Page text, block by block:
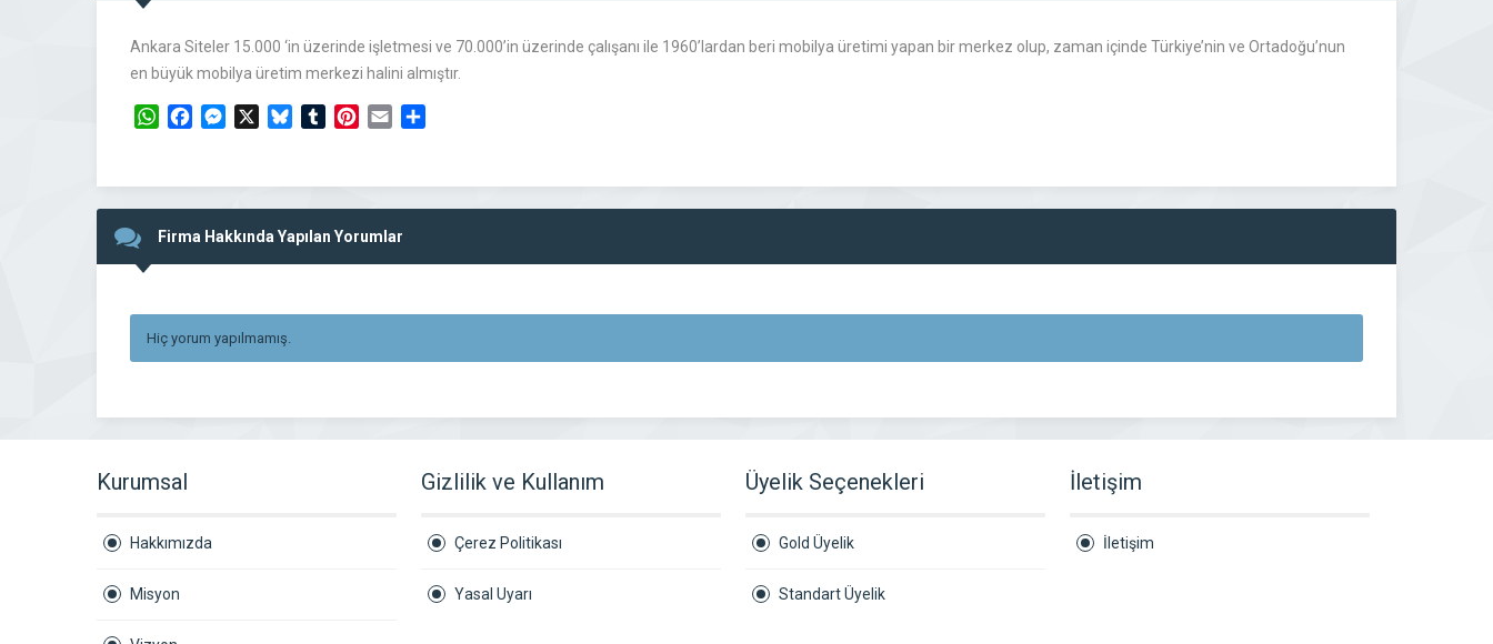
Ankara Siteler 15.000 ‘in üzerinde işletmesi ve 70.000’in üzerinde çalışanı ile 1960’lardan beri mobilya üretimi yapan bir merkez olup, zaman içinde Türkiye’nin ve Ortadoğu’nun
en büyük mobilya üretim merkezi halini almıştır.
WhatsAppFacebookMessengerBlueskyTumblrPinterest
Email
Firma Hakkında Yapılan Yorumlar
Hiç yorum yapılmamış.
Kurumsal
Hakkımızda
Misyon
Gizlilik ve Kullanım
Çerez Politikası
Yasal Uyarı
Üyelik Seçenekleri
Gold Üyelik
Standart Üyelik
İletişim
İletişim